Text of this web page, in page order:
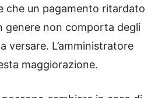
che un pagamento ritardato
genere non comporta degli
versare. L’amministratore
maggiorazione.